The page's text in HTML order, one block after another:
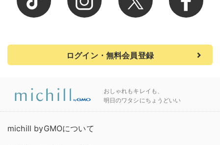
ログイン・無料会員登録
おしゃれもキレイも、
明日のワタシにちょうどいい
michill byGMOについて